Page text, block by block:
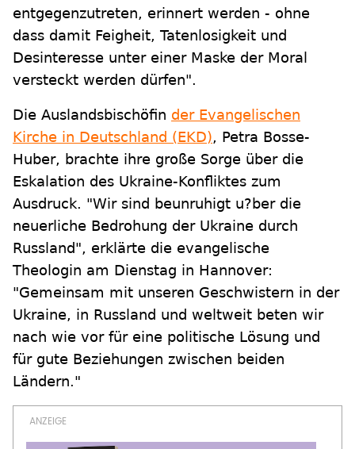
entgegenzutreten, erinnert werden - ohne
dass damit Feigheit, Tatenlosigkeit und
Desinteresse unter einer Maske der Moral
versteckt werden dürfen".
Die Auslandsbischöfin der Evangelischen
Kirche in Deutschland (EKD), Petra Bosse-
Huber, brachte ihre große Sorge über die
Eskalation des Ukraine-Konfliktes zum
Ausdruck. "Wir sind beunruhigt u?ber die
neuerliche Bedrohung der Ukraine durch
Russland", erklärte die evangelische
Theologin am Dienstag in Hannover:
"Gemeinsam mit unseren Geschwistern in der
Ukraine, in Russland und weltweit beten wir
nach wie vor für eine politische Lösung und
für gute Beziehungen zwischen beiden
Ländern."